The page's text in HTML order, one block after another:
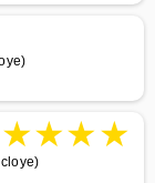
★★★★